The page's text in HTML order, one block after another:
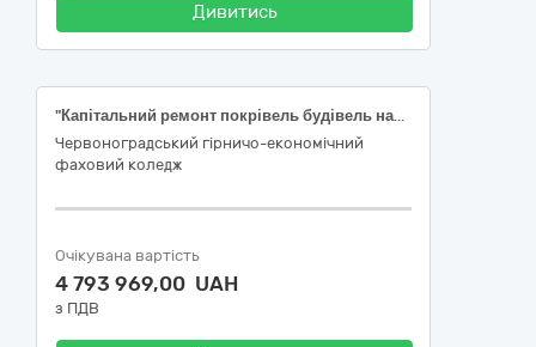
Дивитись
"Капітальний ремонт покрівель будівель навчального корпусу "Червоноградського гірничо-економічного фахового коледжу" за адресою: вул. В. Стуса, 17, м. Шептицький Львівської області" (код ДК 021:2015 45450000-6 Інші завершальні будівельні роботи)
Червоноградський гірничо-економічний
фаховий коледж
Очікувана вартість
4 793 969,00 UAH
з ПДВ